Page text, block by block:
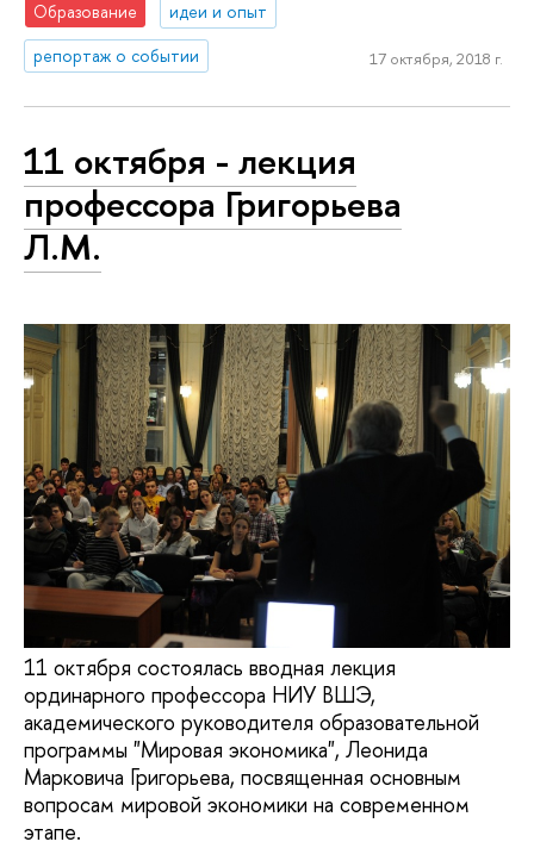
Образование
идеи и опыт
репортаж о событии
17 октября, 2018 г.
11 октября - лекция
профессора Григорьева
Л.М.
11 октября состоялась вводная лекция
ординарного профессора НИУ ВШЭ,
академического руководителя образовательной
программы "Мировая экономика", Леонида
Марковича Григорьева, посвященная основным
вопросам мировой экономики на современном
этапе.